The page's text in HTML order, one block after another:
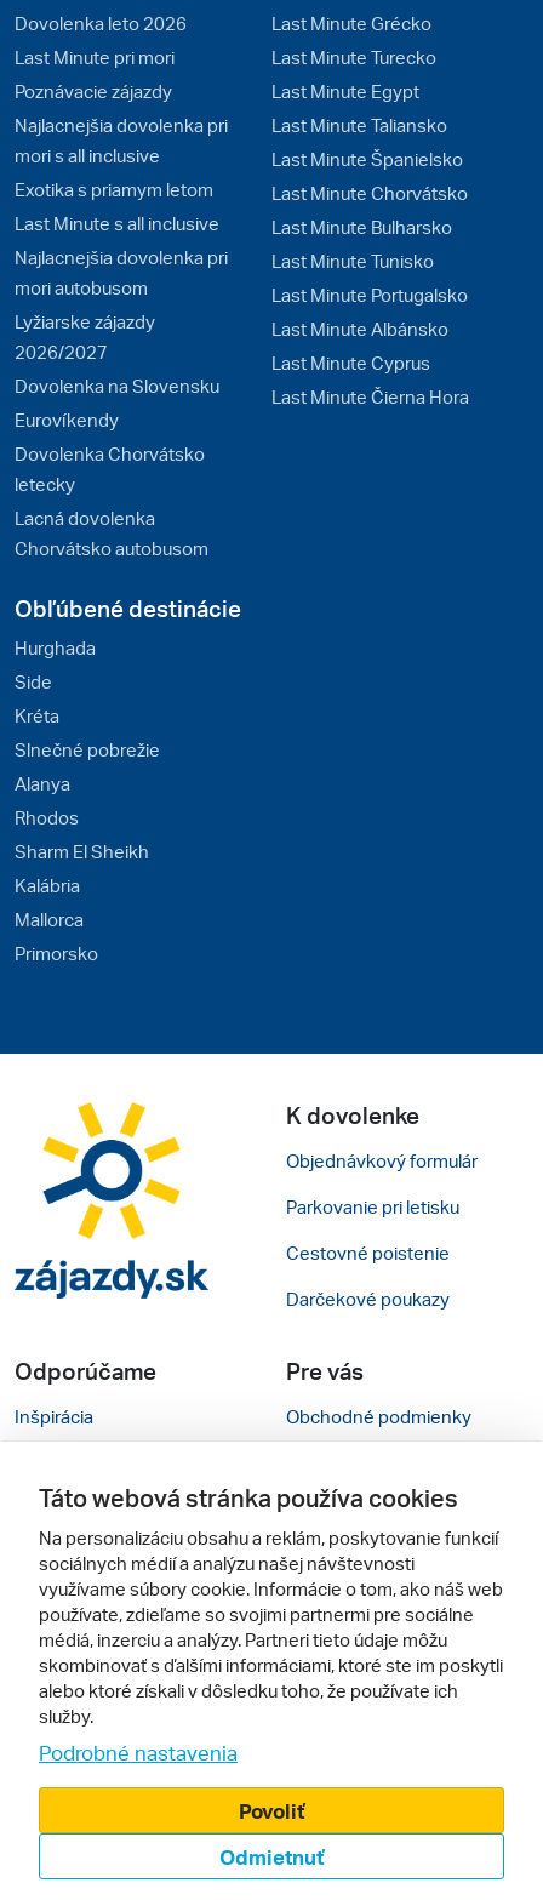
Dovolenka leto 2026
Last Minute pri mori
Poznávacie zájazdy
Najlacnejšia dovolenka pri
mori s all inclusive
Exotika s priamym letom
Last Minute s all inclusive
Najlacnejšia dovolenka pri
mori autobusom
Lyžiarske zájazdy
2026/2027
Dovolenka na Slovensku
Eurovíkendy
Dovolenka Chorvátsko
letecky
Lacná dovolenka
Chorvátsko autobusom
Last Minute Grécko
Last Minute Turecko
Last Minute Egypt
Last Minute Taliansko
Last Minute Španielsko
Last Minute Chorvátsko
Last Minute Bulharsko
Last Minute Tunisko
Last Minute Portugalsko
Last Minute Albánsko
Last Minute Cyprus
Last Minute Čierna Hora
Obľúbené destinácie
Hurghada
Side
Kréta
Slnečné pobrežie
Alanya
Rhodos
Sharm El Sheikh
Kalábria
Mallorca
Primorsko
K dovolenke
Objednávkový formulár
Parkovanie pri letisku
Cestovné poistenie
Darčekové poukazy
Odporúčame
Inšpirácia
Cestovné kancelárie
Zájezdy.cz
Pre vás
Obchodné podmienky
Nastavenie cookies
Mobilná verzia webu
Sledujte nás
© 2005 - 2026, Zájazdy.sk,
Táto webová stránka používa cookies
Na personalizáciu obsahu a reklám, poskytovanie funkcií
sociálnych médií a analýzu našej návštevnosti
využívame súbory cookie. Informácie o tom, ako náš web
používate, zdieľame so svojimi partnermi pre sociálne
médiá, inzerciu a analýzy. Partneri tieto údaje môžu
skombinovať s ďalšími informáciami, ktoré ste im poskytli
alebo ktoré získali v dôsledku toho, že používate ich
služby.
Podrobné nastavenia
Odmietnuť
Povoliť